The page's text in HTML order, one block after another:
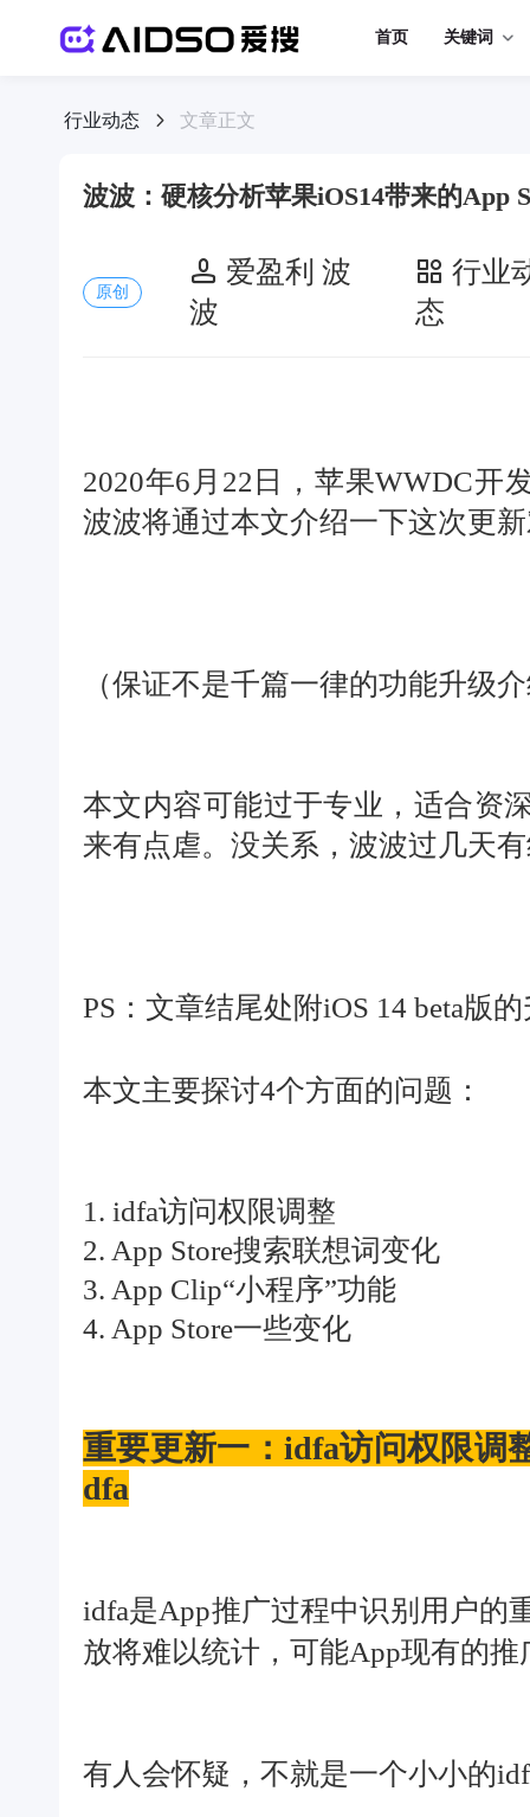
首页 关键词
行业动态 文章正文
波波：硬核分析苹果iOS14带来的App
原创
爱盈利 波
波
行业
态
2020年6月22日，苹果WWDC开
波波将通过本文介绍一下这次更
（保证不是千篇一律的功能升级
本文内容可能过于专业，适合资
来有点虐。没关系，波波过几天
PS：文章结尾处附iOS 14 beta版
本文主要探讨4个方面的问题：
1. idfa访问权限调整
2. App Store搜索联想词变化
3. App Clip“小程序”功能
4. App Store一些变化
重要更新一：idfa访问权限调
dfa
idfa是App推广过程中识别用户的
放将难以统计，可能App现有的
有人会怀疑，不就是一个小小的